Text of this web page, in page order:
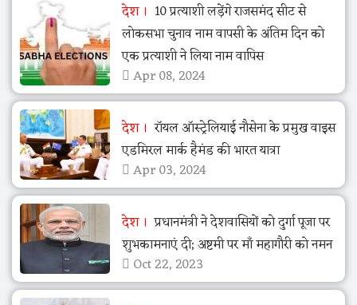
देश
10 प्रत्याशी लड़ेंगे राजसमंद सीट से
लोकसभा चुनाव नाम वापसी के अंतिम दिन को
एक प्रत्याशी ने लिया नाम वापिस
Apr 08, 2024
देश
रॉयल ऑस्ट्रेलियाई नौसेना के प्रमुख वाइस
एडमिरल मार्क हैमंड की भारत यात्रा
Apr 03, 2024
देश
प्रधानमंत्री ने देशवासियों को दुर्गा पूजा पर
शुभकामनाएं दी; अष्टमी पर माँ महागौरी को नमन
Oct 22, 2023